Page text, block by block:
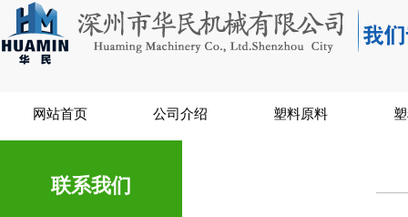
网站首页 公司介绍 塑料原料
联系我们